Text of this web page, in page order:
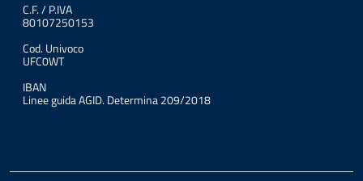
C.F. / P.IVA
80107250153
Cod. Univoco
UFC0WT
IBAN
Linee guida AGID. Determina 209/2018